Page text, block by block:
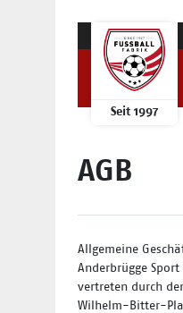
Seit 1997
AGB
Allgemeine
Anderbrügge
vertreten durch
Wilhelm-Bitter-